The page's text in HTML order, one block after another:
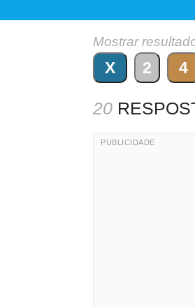
Mostrar
X 2 4
20